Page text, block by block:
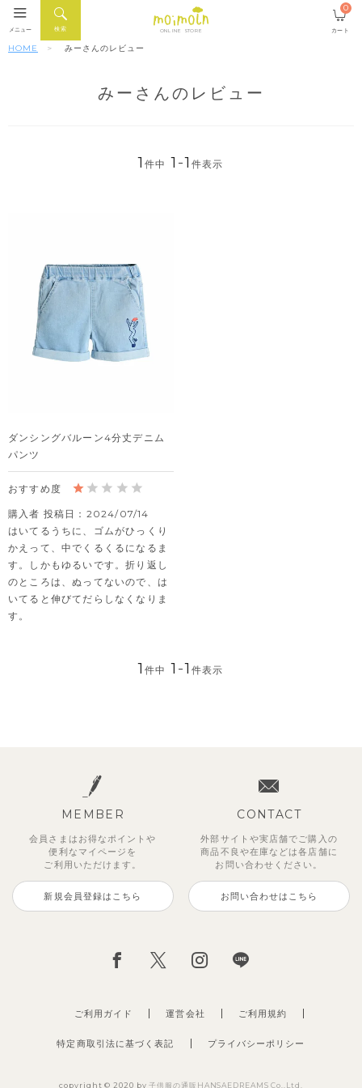
ONLINE STORE
検索
メニュー カート
0
HOME みーさんのレビュー
みーさんのレビュー
1件中 1 -1 件表示
ダンシングバルーン4分丈デニム
パンツ
購入者 投稿日
2024/07/14
はいてるうちに、ゴムがひっくり
かえって、中でくるくるになるま
す。しかもゆるいです。折り返し
のところは、ぬってないので、は
いてると伸びてだらしなくなりま
す。
1件中 1 -1 件表示
MEMBER
会員さまはお得なポイントや
便利な マイページを
ご利用いただけます。
新規会員登録はこちら
CONTACT
外部サイトや実店舗でご購入の
商品不良や在庫などは各店舗に
お問い合わせください。
お問い合わせはこちら
ご利用ガイド 運営会社
特定商取引法に基づく表記 プライバシーポリシー
ご利用規約
copyright © 2020 by子供服の通販HANSAEDREAMS Co.,Ltd.